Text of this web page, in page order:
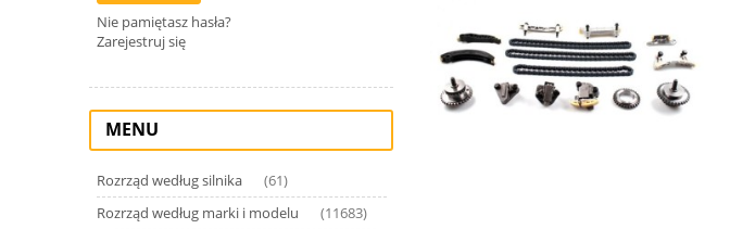
Nie pamiętasz hasła?
Zarejestruj się
MENU
Rozrząd według silnika (61)
Rozrząd według marki i modelu (11683)